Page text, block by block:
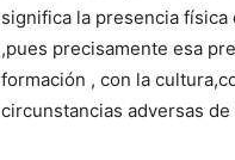
significa la presencia
,pues precisamente esa
formación , con la
circunstancias adversas de